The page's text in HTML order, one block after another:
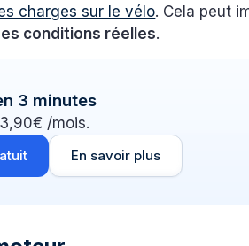
charges sur le vélo. Cela peut
conditions réelles.
3 minutes
/mois.
En savoir plus